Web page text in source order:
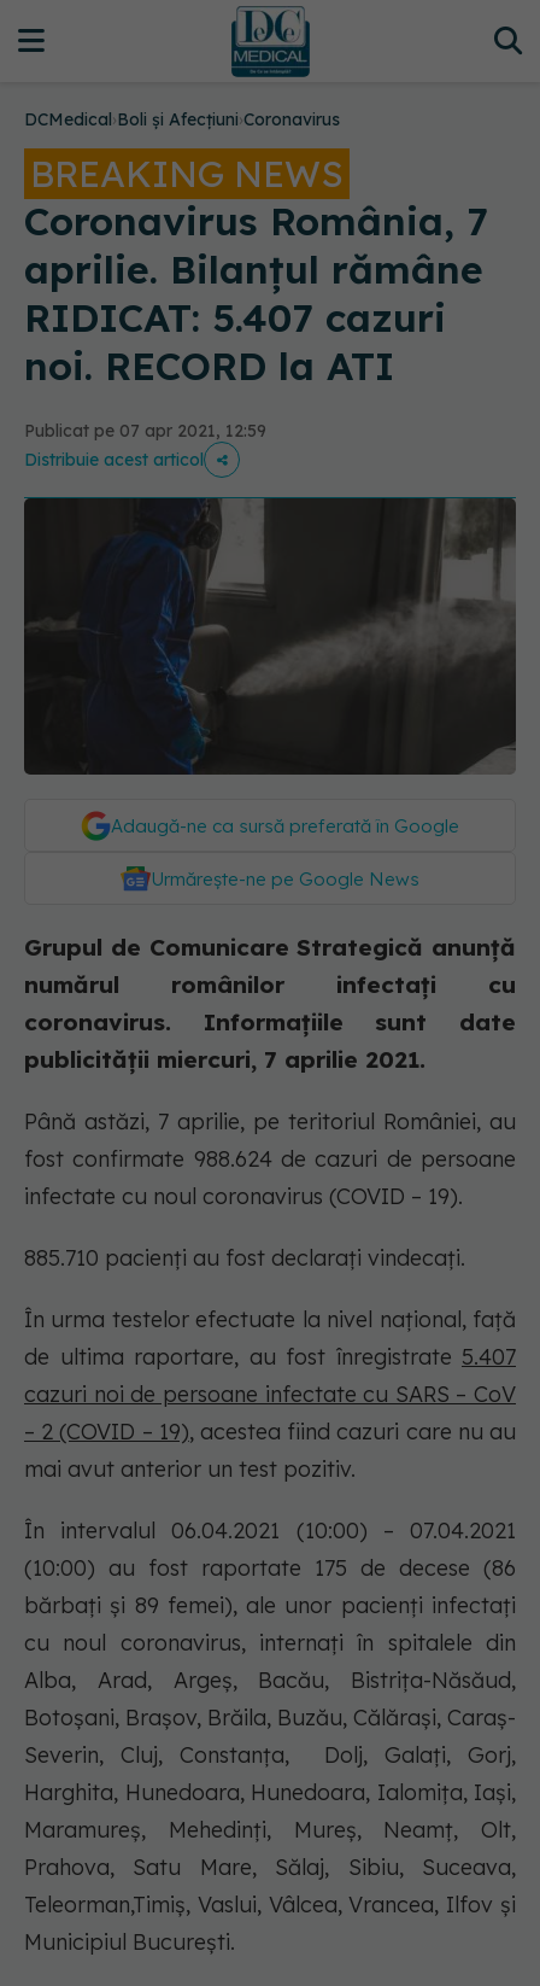
DCMedical›Boli și Afecțiuni›Coronavirus
BREAKING NEWS
Coronavirus România, 7
aprilie. Bilanțul rămâne
RIDICAT: 5.407 cazuri
noi. RECORD la ATI
Publicat pe 07 apr 2021, 12:59
Distribuie acest articol
Adaugă-ne ca sursă preferată în Google
Urmărește-ne pe Google News
Grupul de Comunicare Strategică anunță
numărul românilor infectați cu
coronavirus. Informațiile sunt date
publicității miercuri, 7 aprilie 2021.
Până astăzi, 7 aprilie, pe teritoriul României, au
fost confirmate 988.624 de cazuri de persoane
infectate cu noul coronavirus (COVID – 19).
885.710 pacienți au fost declarați vindecați.
În urma testelor efectuate la nivel național, față
de ultima raportare, au fost înregistrate 5.407
cazuri noi de persoane infectate cu SARS – CoV
– 2 (COVID – 19), acestea fiind cazuri care nu au
mai avut anterior un test pozitiv.
În intervalul 06.04.2021 (10:00) – 07.04.2021
(10:00) au fost raportate 175 de decese (86
bărbați și 89 femei), ale unor pacienți infectați
cu noul coronavirus, internați în spitalele din
Alba, Arad, Argeș, Bacău, Bistrița-Năsăud,
Botoșani, Brașov, Brăila, Buzău, Călărași, Caraș-
Severin, Cluj, Constanța, Dolj, Galați, Gorj,
Harghita, Hunedoara, Hunedoara, Ialomița, Iași,
Maramureș, Mehedinți, Mureș, Neamț, Olt,
Prahova, Satu Mare, Sălaj, Sibiu, Suceava,
Teleorman,Timiș, Vaslui, Vâlcea, Vrancea, Ilfov și
Municipiul București.